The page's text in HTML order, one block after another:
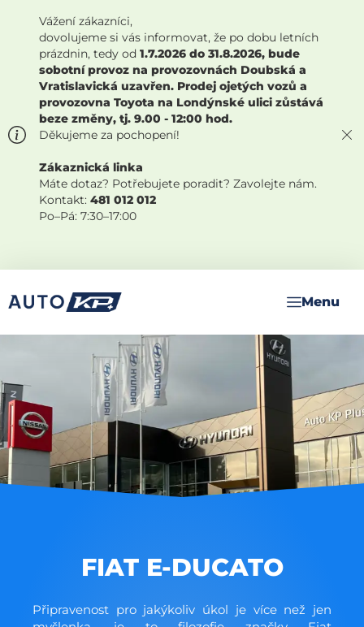
Vážení zákazníci,
dovolujeme si vás informovat, že po dobu letních
prázdnin, tedy od 1.7.2026 do 31.8.2026, bude
sobotní provoz na provozovnách Doubská a
Vratislavická uzavřen. Prodej ojetých vozů a
provozovna Toyota na Londýnské ulici zůstává
beze změny, tj. 9.00 - 12:00 hod.
Děkujeme za pochopení!
Zákaznická linka
Máte dotaz? Potřebujete poradit? Zavolejte nám.
Kontakt: 481 012 012
Po–Pá: 7:30–17:00
FIAT E-DUCATO
Připravenost pro jakýkoliv úkol je více než jen